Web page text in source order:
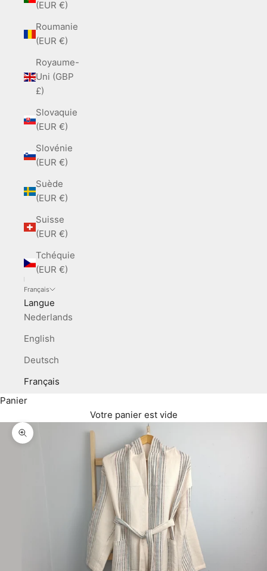
(EUR €)
Roumanie
(EUR €)
Royaume-
Uni (GBP
£)
Slovaquie
(EUR €)
Slovénie
(EUR €)
Suède
(EUR €)
Suisse
(EUR €)
Tchéquie
(EUR €)
Français
Langue
Nederlands
English
Deutsch
Français
Panier
Votre panier est vide
Zoomer sur l'image